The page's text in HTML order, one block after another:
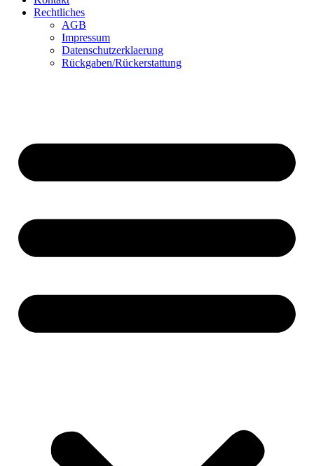
Rechtliches
AGB
Impressum
Datenschutzerklaerung
Rückgaben/Rückerstattung